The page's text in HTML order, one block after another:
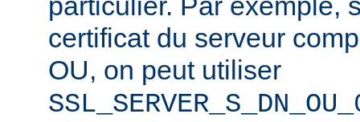
certificat du serveur
OU, on peut utiliser